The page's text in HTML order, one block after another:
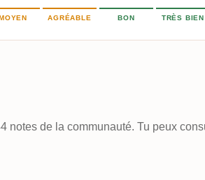
MOYEN AGRÉABLE BON TRÈS BIEN
notes de la communauté. Tu peux